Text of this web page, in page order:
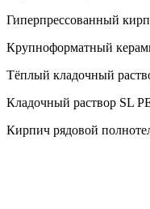
Гиперпрессованный
Крупноформатный
Тёплый кладочный
Кладочный раствор SL
Кирпич рядовой